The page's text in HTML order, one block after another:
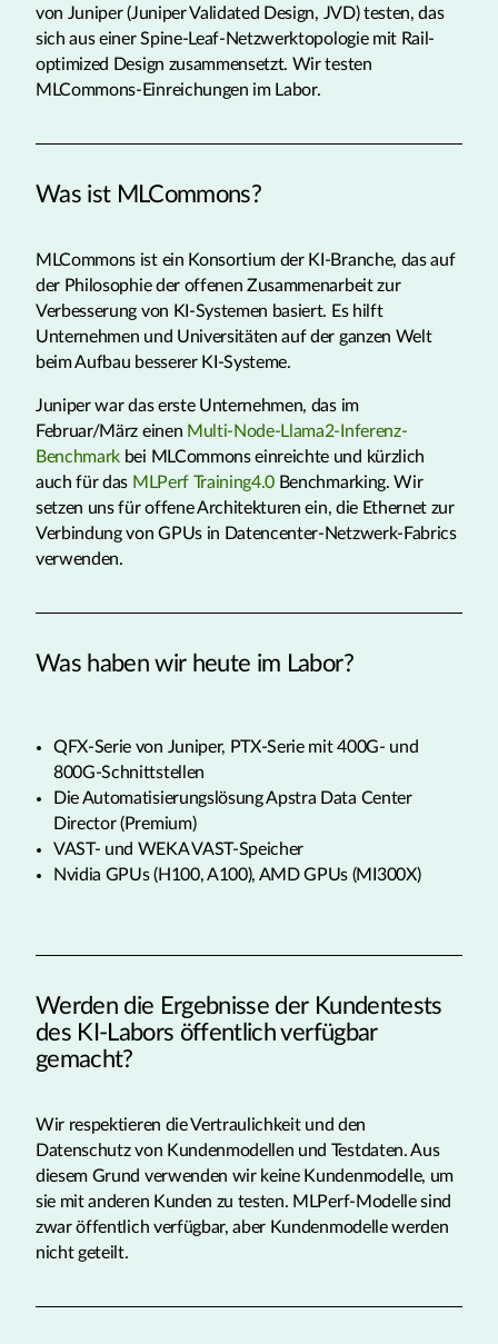
von Juniper (Juniper Validated Design, JVD) testen, das
sich aus einer Spine-Leaf-Netzwerktopologie mit Rail-
optimized Design zusammensetzt. Wir testen
MLCommons-Einreichungen im Labor.
Was ist MLCommons?
MLCommons ist ein Konsortium der KI-Branche, das auf
der Philosophie der offenen Zusammenarbeit zur
Verbesserung von KI-Systemen basiert. Es hilft
Unternehmen und Universitäten auf der ganzen Welt
beim Aufbau besserer KI-Systeme.
Juniper war das erste Unternehmen, das im
Februar/März einen Multi-Node-Llama2-Inferenz-
Benchmark bei MLCommons einreichte und kürzlich
auch für das MLPerf Training4.0 Benchmarking. Wir
setzen uns für offene Architekturen ein, die Ethernet zur
Verbindung von GPUs in Datencenter-Netzwerk-Fabrics
verwenden.
Was haben wir heute im Labor?
QFX-Serie von Juniper, PTX-Serie mit 400G- und
800G-Schnittstellen
Die Automatisierungslösung Apstra Data Center
Director (Premium)
VAST- und WEKA VAST-Speicher
Nvidia GPUs (H100, A100), AMD GPUs (MI300X)
Werden die Ergebnisse der Kundentests
des KI-Labors öffentlich verfügbar
gemacht?
Wir respektieren die Vertraulichkeit und den
Datenschutz von Kundenmodellen und Testdaten. Aus
diesem Grund verwenden wir keine Kundenmodelle, um
sie mit anderen Kunden zu testen. MLPerf-Modelle sind
zwar öffentlich verfügbar, aber Kundenmodelle werden
nicht geteilt.